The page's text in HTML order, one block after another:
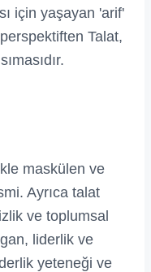
için yaşayan 'arif'
Talat,
maskülen ve
Ayrıca talat
ve toplumsal
liderlik ve
yeteneği ve